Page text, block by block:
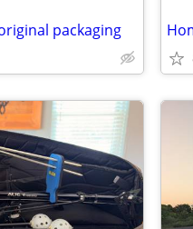
packaging